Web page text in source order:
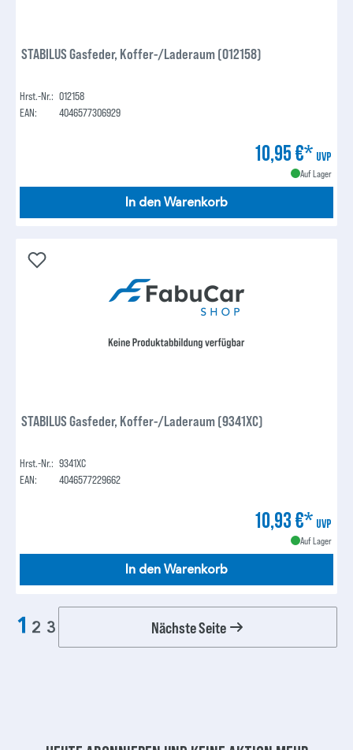
STABILUS Gasfeder, Koffer-/Laderaum (012158)
Hrst.-Nr.: 012158
EAN:
4046577306929
10,95 €* UVP
Auf Lager
In den Warenkorb
STABILUS Gasfeder, Koffer-/Laderaum (9341XC)
Hrst.-Nr.: 9341XC
EAN:
4046577229662
10,93 €* UVP
Auf Lager
In den Warenkorb
1 2 3 Nächste Seite